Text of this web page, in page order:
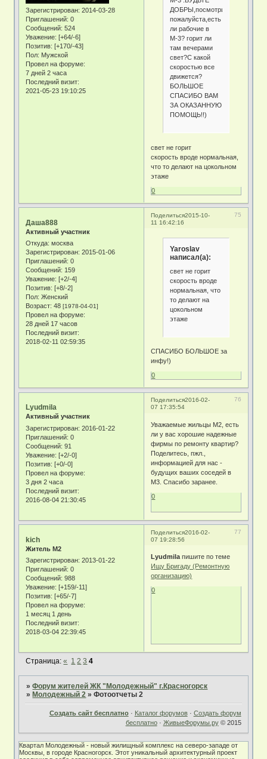
Зарегистрирован: 2014-03-28
Приглашений: 0
Сообщений: 524
Уважение: [+64/-6]
Позитив: [+170/-43]
Пол: Мужской
Провел на форуме:
7 дней 2 часа
Последний визит:
2021-05-23 19:10:25
ДОБРЫ,посмотрите
пожалуйста,есть
ли рабочие в
М-3? горит ли
там вечерами
свет?С какой
скоростью все
движется?
БОЛЬШОЕ
СПАСИБО ВАМ
ЗА ОКАЗАННУЮ
ПОМОЩЬ!!)
свет не горит
скорость вроде нормальная,
что то делают на цокольном
этаже
0
Поделиться 75
2015-10-
11 16:42:16
Даша888
Активный участник
Откуда: москва
Зарегистрирован: 2015-01-06
Приглашений: 0
Сообщений: 159
Уважение: [+2/-4]
Позитив: [+8/-2]
Пол: Женский
Возраст: 48[1978-04-01]
Провел на форуме:
28 дней 17 часов
Последний визит:
2018-02-11 02:59:35
Yaroslav
написал(а):
свет не горит
скорость вроде
нормальная, что
то делают на
цокольном
этаже
СПАСИБО БОЛЬШОЕ за
инфу!)
0
Поделиться 76
2016-02-
07 17:35:54
Lyudmila
Активный участник
Зарегистрирован: 2016-01-22
Приглашений: 0
Сообщений: 91
Уважение: [+2/-0]
Позитив: [+0/-0]
Провел на форуме:
3 дня 2 часа
Последний визит:
2016-08-04 21:30:45
Уважаемые жильцы М2, есть
ли у вас хорошие надежные
фирмы по ремонту квартир?
Поделитесь, пжл.,
информацией для нас -
будущих ваших соседей в
М3. Спасибо заранее.
0
Поделиться 77
2016-02-
07 19:28:56
kich
Житель М2
Зарегистрирован: 2013-01-22
Приглашений: 0
Сообщений: 988
Уважение: [+159/-11]
Позитив: [+65/-7]
Провел на форуме:
1 месяц 1 день
Последний визит:
2018-03-04 22:39:45
Lyudmila пишите по теме
Ищу Бригаду (Ремонтную
организацию)
0
Страница:« 1 2 3 4
»Форум жителей ЖК "Молодежный" г.Красногорск
»Молодежный 2 »Фотоотчеты 2
Создать сайт бесплатно· Каталог форумов· Создать форум
бесплатно· ЖивыеФорумы.ру© 2015
Квартал Молодежный - новый жилищный комплекс на северо-западе от
Москвы, в городе Красногорск. Этот уникальный архитектурный проект